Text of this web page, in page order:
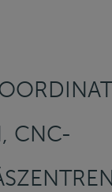
CNC-